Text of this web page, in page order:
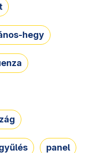
hegy
panel